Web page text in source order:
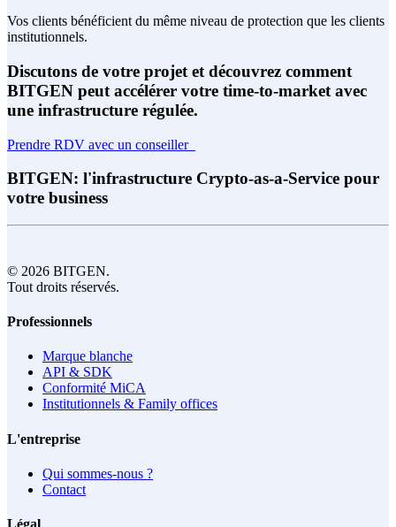
Vos clients bénéficient du même niveau de protection que les clients
institutionnels.
Discutons de votre projet et découvrez comment
BITGEN peut accélérer votre time-to-market avec
une infrastructure régulée.
Prendre RDV avec un conseiller
BITGEN: l'infrastructure Crypto-as-a-Service pour
votre business
© 2026 BITGEN.
Tout droits réservés.
Professionnels
Marque blanche
API & SDK
Conformité MiCA
Institutionnels & Family offices
L'entreprise
Qui sommes-nous ?
Contact